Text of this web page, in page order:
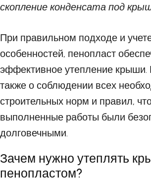
скопление конденсата под
При правильном подходе и
особенностей, пенопласт
эффективное утепление крыши.
также о соблюдении всех
строительных норм и правил,
выполненные работы были
долговечными.
Зачем нужно утеплять
пенопластом?